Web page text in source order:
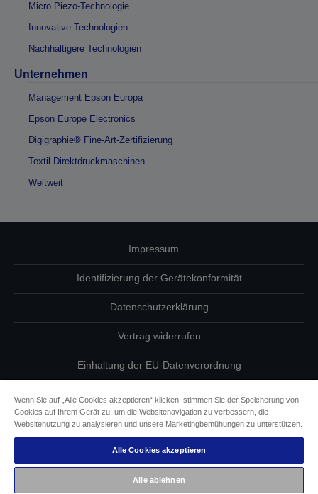
Micro Piezo-Technologie
Innovative Technologien
Nachhaltigere Technologien
Unternehmen
Management Epson Europa
Epson Europe Electronics
Digigraphie® Fine-Art-Zertifizierung
Textil-Direktdruckmaschinen
Weltweit
Impressum
Identifizierung der Gerätekonformität
Datenschutzerklärung
Vertrag widerrufen
Einhaltung der EU-Datenverordnung
Informationen zu Cookies
Epson Engagement für Barrierefreiheit
Wenn Sie auf „Alle Cookies akzeptieren“ klicken, stimmen Sie der Speicherung von
Cookies auf Ihrem Gerät zu, um die Websitenavigation zu verbessern, die
Websitenutzung zu analysieren und unsere Marketingbemühungen zu unterstützen.
Alle Cookies akzeptieren
Alle ablehnen